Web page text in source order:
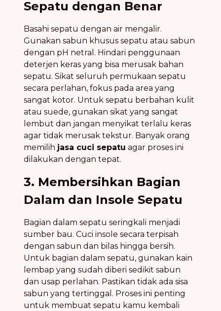
Sepatu dengan Benar
Basahi sepatu dengan air mengalir.
Gunakan sabun khusus sepatu atau sabun
dengan pH netral. Hindari penggunaan
deterjen keras yang bisa merusak bahan
sepatu. Sikat seluruh permukaan sepatu
secara perlahan, fokus pada area yang
sangat kotor. Untuk sepatu berbahan kulit
atau suede, gunakan sikat yang sangat
lembut dan jangan menyikat terlalu keras
agar tidak merusak tekstur. Banyak orang
memilih jasa cuci sepatu agar proses ini
dilakukan dengan tepat.
3. Membersihkan Bagian
Dalam dan Insole Sepatu
Bagian dalam sepatu seringkali menjadi
sumber bau. Cuci insole secara terpisah
dengan sabun dan bilas hingga bersih.
Untuk bagian dalam sepatu, gunakan kain
lembap yang sudah diberi sedikit sabun
dan usap perlahan. Pastikan tidak ada sisa
sabun yang tertinggal. Proses ini penting
untuk membuat sepatu kamu kembali